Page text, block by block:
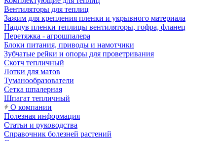
Вентиляторы для теплиц
Зажим для крепления пленки и укрывного материала
Наддув пленки теплицы вентиляторы, гофра, фланец
Перетяжка - агрошпалера
Блоки питания, приводы и намотчики
Зубчатые рейки и опоры для проветривания
Скотч тепличный
Лотки для матов
Туманообразователи
Сетка шпалерная
Шпагат тепличный
О компании
Полезная информация
Статьи и руководства
Справочник болезней растений